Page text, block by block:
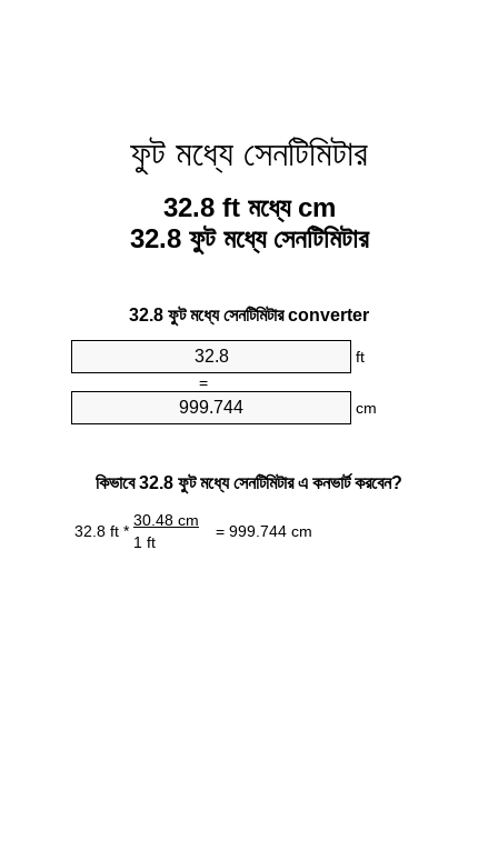
ফুট মধ্যে সেনটিমিটার
32.8 ft মধ্যে cm
32.8 ফুট মধ্যে সেনটিমিটার
32.8 ফুট মধ্যে সেনটিমিটার converter
ft
=
cm
কিভাবে 32.8 ফুট মধ্যে সেনটিমিটার এ কনভার্ট করবেন?
32.8 ft *
30.48 cm
= 999.744 cm
1 ft